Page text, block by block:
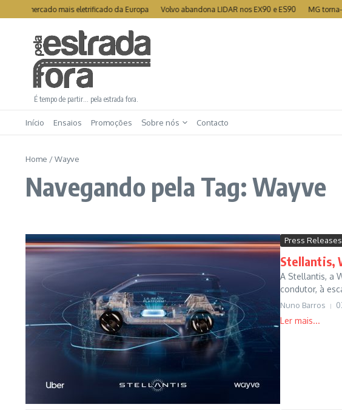
Ir para o conteúdo
mercado mais eletrificado da Europa Volvo abandona LIDAR nos EX90 e ES90 MG torna-se
É tempo de partir… pela estrada fora.
Início Ensaios Promoções Sobre nós Contacto
Home /Wayve
Navegando pela Tag: Wayve
Press Releases
Stellantis,
A Stellantis, a
condutor, à
Nuno Barros